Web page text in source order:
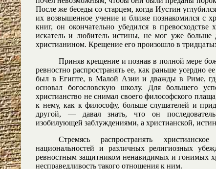
После же беседы со старцем, когда Иустин
их возвышенное учение и ближе познакомился с
книг, он окончательно убедился в превосходстве
искатель и любитель истины, не мог уже больше
христианином. Крещение его произошло в
Приняв крещение и познав в полной мере
ревностно распространять ее, как раньше усердно
был в Египте, в Малой Азии и дважды в Риме,
основал богословскую школу. Для большего
христианство не снимал своего философского
к нему, как к философу, больше слушателей и
другой, — давал знать, что он
изобилующей заблуждениями, а христианской,
Стремясь распространять
национальностей и различных религиозных
ревностным защитником ненавидимых и гонимых
несправедливость такого отношения к ним.